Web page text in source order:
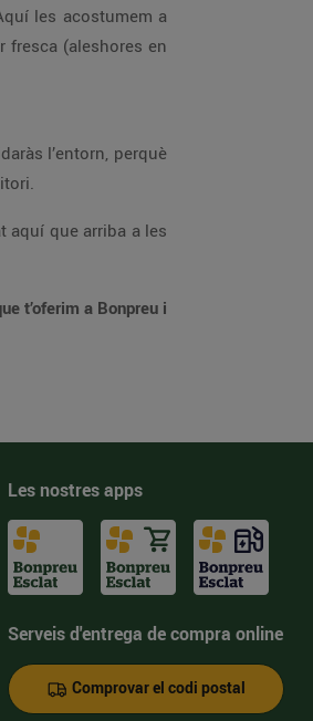
les acostumem a
fresca (aleshores en
l’entorn, perquè
aquí que arriba a les
t’oferim a Bonpreu i
Les nostres apps
Serveis d'entrega de compra online
Comprovar el codi postal